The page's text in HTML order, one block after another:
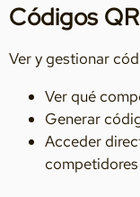
Códigos
Ver y gestionar
Ver qué
Generar
Acceder
competidores